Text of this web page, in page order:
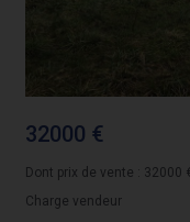
32000 €
Dont prix de vente : 32000
Charge vendeur